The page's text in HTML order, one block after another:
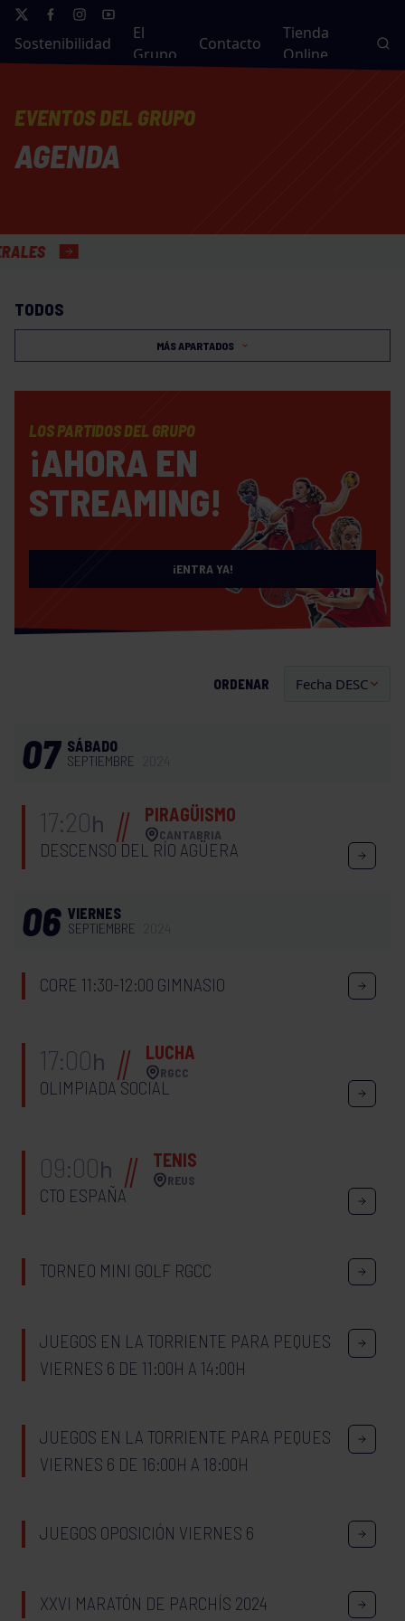
Sostenibilidad
El
Grupo
Contacto
Tienda
Online
EVENTOS DEL GRUPO
AGENDA
TODOS
MÁS APARTADOS
LOS PARTIDOS DEL GRUPO
¡AHORA EN
STREAMING!
¡ENTRA YA!
ORDENAR
07 SÁBADO
SEPTIEMBRE
17:20h PIRAGÜISMO
CANTABRIA
DESCENSO DEL RÍO AGÜERA
06 VIERNES
SEPTIEMBRE
CORE 11:30-12:00 GIMNASIO
17:00h LUCHA
RGCC
OLIMPIADA SOCIAL
09:00h TENIS
REUS
CTO ESPAÑA
TORNEO MINI GOLF RGCC
JUEGOS EN LA TORRIENTE PARA PEQUES
VIERNES 6 DE 11:00H A 14:00H
JUEGOS EN LA TORRIENTE PARA PEQUES
VIERNES 6 DE 16:00H A 18:00H
JUEGOS OPOSICIÓN VIERNES 6
XXVI MARATÓN DE PARCHÍS 2024